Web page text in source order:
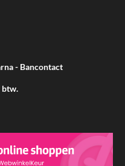
- Bancontact
btw.